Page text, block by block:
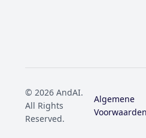
© 2026 AndAI.
All Rights
Reserved.
Algemene
Voorwaarden